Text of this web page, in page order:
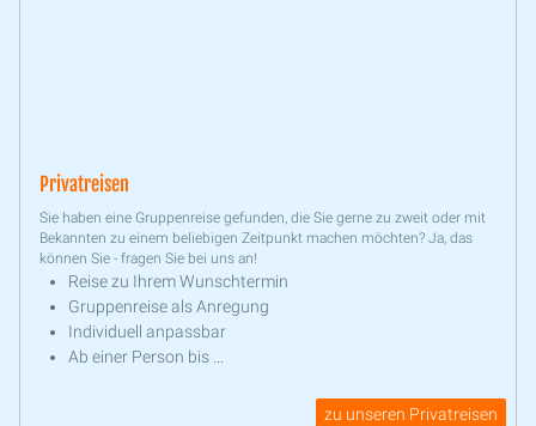
Privatreisen
Sie haben eine Gruppenreise gefunden, die Sie gerne zu zweit oder mit
Bekannten zu einem beliebigen Zeitpunkt machen möchten? Ja, das
können Sie - fragen Sie bei uns an!
Reise zu Ihrem Wunschtermin
Gruppenreise als Anregung
Individuell anpassbar
Ab einer Person bis ...
zu unseren Privatreisen